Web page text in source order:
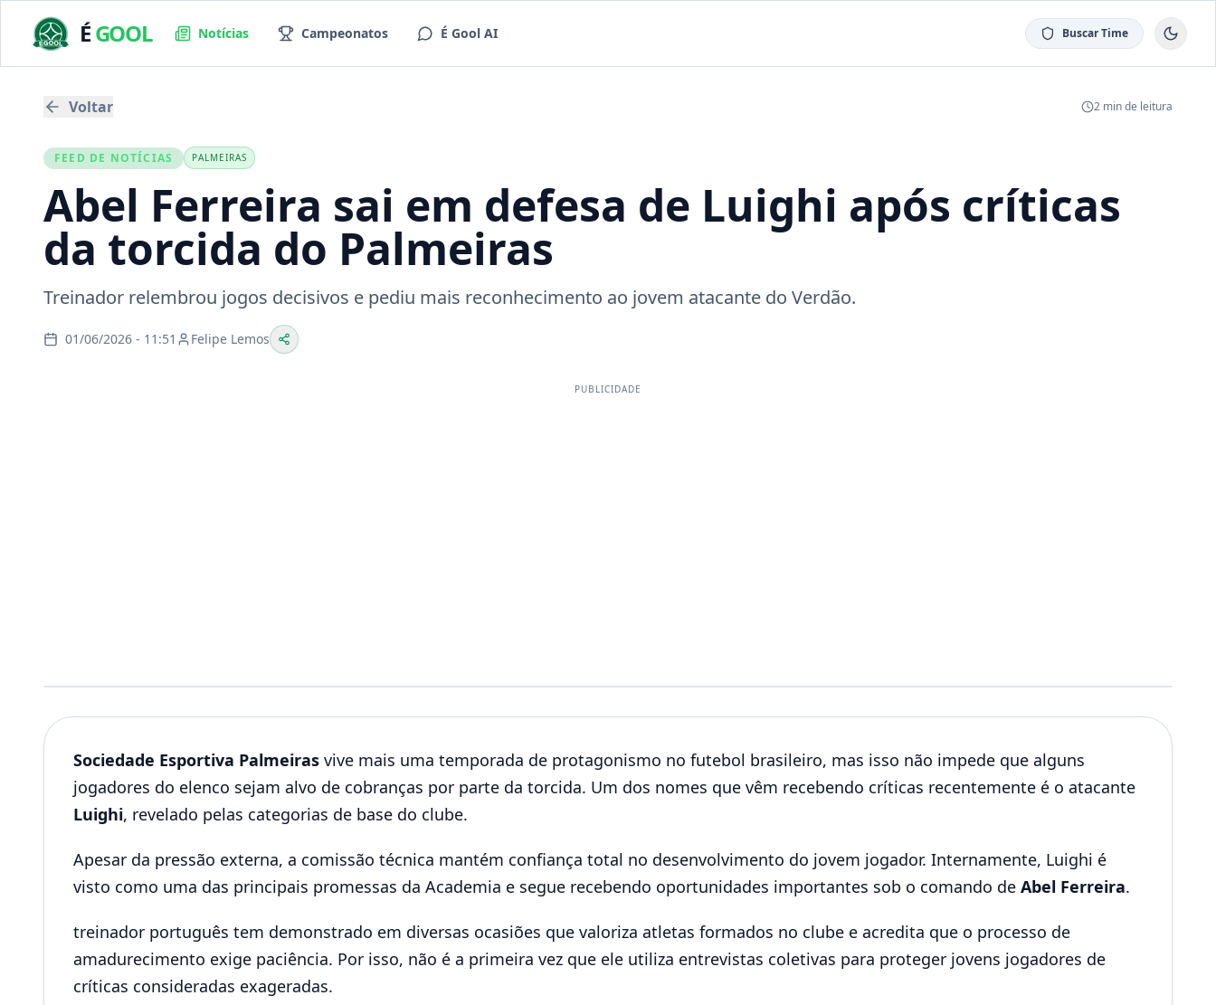
ÉGOOL Notícias Campeonatos É Gool AI Buscar Time
Voltar 2 min de leitura
FEED DE NOTÍCIAS PALMEIRAS
Abel Ferreira sai em defesa de Luighi após críticas
da torcida do Palmeiras
Treinador relembrou jogos decisivos e pediu mais reconhecimento ao jovem atacante do Verdão.
01/06/2026 - 11:51 Felipe Lemos
PUBLICIDADE
Sociedade Esportiva Palmeiras vive mais uma temporada de protagonismo no futebol brasileiro, mas isso não impede que alguns
jogadores do elenco sejam alvo de cobranças por parte da torcida. Um dos nomes que vêm recebendo críticas recentemente é o atacante
Luighi, revelado pelas categorias de base do clube.
Apesar da pressão externa, a comissão técnica mantém confiança total no desenvolvimento do jovem jogador. Internamente, Luighi é
visto como uma das principais promessas da Academia e segue recebendo oportunidades importantes sob o comando de Abel Ferreira.
treinador português tem demonstrado em diversas ocasiões que valoriza atletas formados no clube e acredita que o processo de
amadurecimento exige paciência. Por isso, não é a primeira vez que ele utiliza entrevistas coletivas para proteger jovens jogadores de
críticas consideradas exageradas.